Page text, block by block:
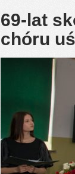
69-lat
chóru